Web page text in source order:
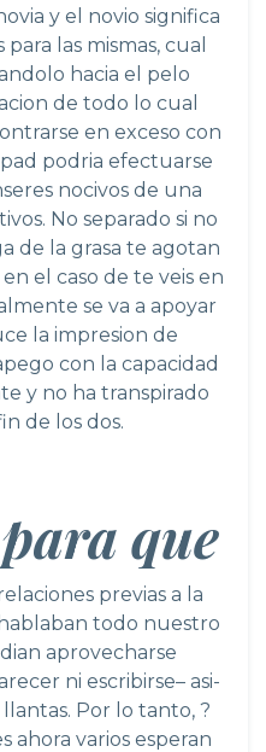
y el novio significa
las mismas, cual
hacia el pelo
de todo lo cual
en exceso con
podria efectuarse
nocivos de una
No separado si no
de la grasa te agotan
el caso de te veis en
se va a apoyar
la impresion de
con la capacidad
y no ha transpirado
de los dos.
que
previas a la
todo nuestro
aprovecharse
ni escribirse– asi­
Por lo tanto, ?
ahora varios esperan